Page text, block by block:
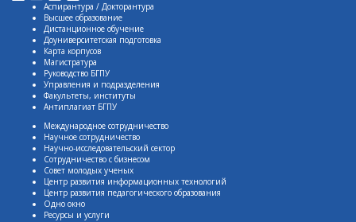
Аспирантура / Докторантура
Высшее образование
Дистанционное обучение
Доуниверситетская подготовка
Карта корпусов
Магистратура
Руководство БГПУ
Управления и подразделения
Факультеты, институты
Антиплагиат БГПУ
Международное сотрудничество
Научное сотрудничество
Научно-исследовательский сектор
Сотрудничество с бизнесом
Совет молодых ученых
Центр развития информационных технологий
Центр развития педагогического образования
Одно окно
Ресурсы и услуги